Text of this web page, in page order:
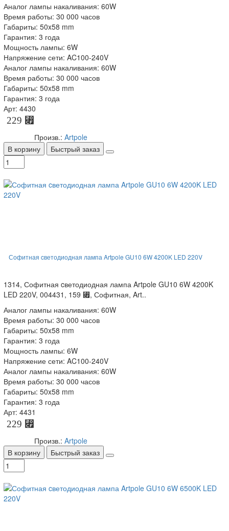
Аналог лампы накаливания: 60W
Время работы: 30 000 часов
Габариты: 50x58 mm
Гарантия: 3 года
Мощность лампы: 6W
Напряжение сети: AC100-240V
Аналог лампы накаливания: 60W
Время работы: 30 000 часов
Габариты: 50x58 mm
Гарантия: 3 года
Арт: 4430
229 ⃏
Произв.: Artpole
В корзину
Быстрый заказ
Софитная cветодиодная лампа Artpole GU10 6W 4200K LED 220V
1314, Софитная cветодиодная лампа Artpole GU10 6W 4200K
LED 220V, 004431, 159 ⃏, Софитная, Art..
Аналог лампы накаливания: 60W
Время работы: 30 000 часов
Габариты: 50x58 mm
Гарантия: 3 года
Мощность лампы: 6W
Напряжение сети: AC100-240V
Аналог лампы накаливания: 60W
Время работы: 30 000 часов
Габариты: 50x58 mm
Гарантия: 3 года
Арт: 4431
229 ⃏
Произв.: Artpole
В корзину
Быстрый заказ